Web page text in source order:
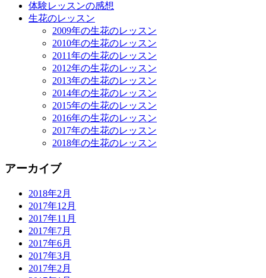
体験レッスンの感想
生花のレッスン
2009年の生花のレッスン
2010年の生花のレッスン
2011年の生花のレッスン
2012年の生花のレッスン
2013年の生花のレッスン
2014年の生花のレッスン
2015年の生花のレッスン
2016年の生花のレッスン
2017年の生花のレッスン
2018年の生花のレッスン
アーカイブ
2018年2月
2017年12月
2017年11月
2017年7月
2017年6月
2017年3月
2017年2月